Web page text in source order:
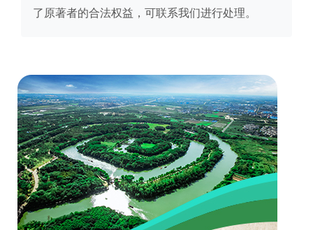
了原著者的合法权益，可联系我们进行处理。